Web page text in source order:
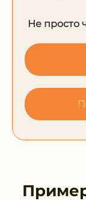
Не просто